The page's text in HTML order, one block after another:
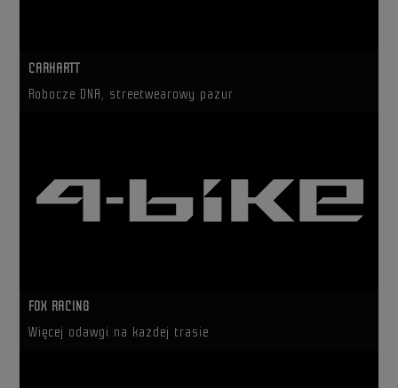
CARHARTT
Robocze DNA, streetwearowy pazur
FOX RACING
Więcej odawgi na każdej trasie